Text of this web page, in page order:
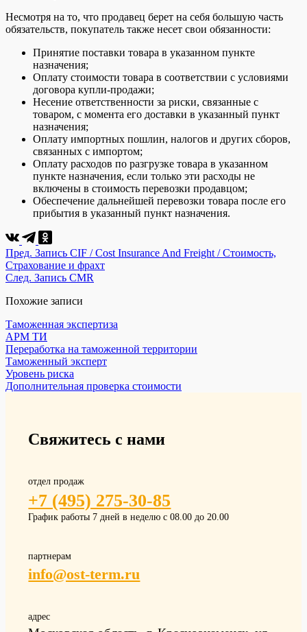
Несмотря на то, что продавец берет на себя большую часть
обязательств, покупатель также несет свои обязанности:
Принятие поставки товара в указанном пункте
назначения;
Оплату стоимости товара в соответствии с условиями
договора купли-продажи;
Несение ответственности за риски, связанные с
товаром, с момента его доставки в указанный пункт
назначения;
Оплату импортных пошлин, налогов и других сборов,
связанных с импортом;
Оплату расходов по разгрузке товара в указанном
пункте назначения, если только эти расходы не
включены в стоимость перевозки продавцом;
Обеспечение дальнейшей перевозки товара после его
прибытия в указанный пункт назначения.
Пред. Запись CIF / Cost Insurance And Freight / Стоимость,
Страхование и фрахт
След. Запись CMR
Похожие записи
Таможенная экспертиза
АРМ ТИ
Переработка на таможенной территории
Таможенный эксперт
Уровень риска
Дополнительная проверка стоимости
Свяжитесь с нами
отдел продаж
+7 (495) 275-30-85
График работы 7 дней в неделю с 08.00 до 20.00
партнерам
info@ost-term.ru
адрес